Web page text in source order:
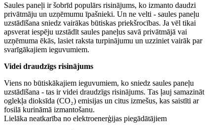
Saules paneļi ir šobrīd populārs risinājums, ko izmanto daudzi
privātmāju un uzņēmumu īpašnieki. Un ne velti - saules paneļu
uzstādīšana sniedz vairākas būtiskas priekšrocības. Ja vēl tikai
apsverat iespēju uzstādīt saules paneļus savā privātmājā vai
uzņēmuma ēkās, lasiet raksta turpinājumu un uzziniet vairāk par
svarīgākajiem ieguvumiem.
Videi draudzīgs risinājums
Viens no būtiskākajiem ieguvumiem, ko sniedz saules paneļu
uzstādīšana - tas ir videi draudzīgs risinājums. Tas ļauj samazināt
oglekļa dioksīda (CO₂) emisijas un citus izmešus, kas saistīti ar
fosilā kurināmā izmantošanu.
Lielāka neatkarība no elektroenerģijas piegādātājiem